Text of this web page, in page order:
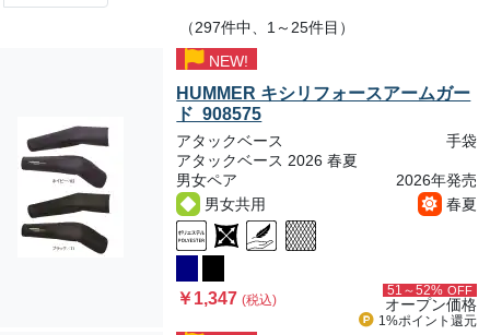
（297件中、1～25件目）
NEW!
HUMMER キシリフォースアームガー
ド 908575
アタックベース
手袋
アタックベース 2026 春夏
男女ペア
2026年発売
男女共用
春夏
￥1,347(税込)
51～52% OFF
オープン価格
1%ポイント 還元